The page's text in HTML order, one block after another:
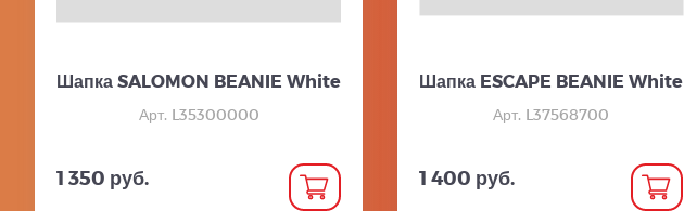
Шапка SALOMON BEANIE White
Арт. L35300000
1 350 руб.
Шапка ESCAPE BEANIE White
Арт. L37568700
1 400 руб.